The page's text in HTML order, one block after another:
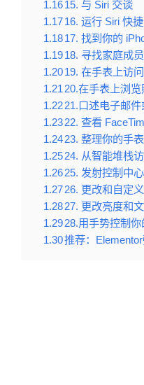
1.1615. 与 Siri 交谈
1.1716. 运行 Siri 快
1.1817. 找到你的
1.1918. 寻找家庭成员
1.2019. 在手表上访
1.2120.在手表上浏览
1.2221.口述电子邮件
1.2322. 查看
1.2423. 整理你的手
1.2524. 从智能堆栈
1.2625. 发射控制中心
1.2726. 更改和自定
1.2827. 更改亮度和
1.2928.用手势控制你
1.30推荐：